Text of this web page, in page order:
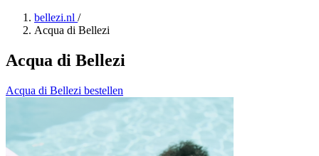
bellezi.nl /
Acqua di Bellezi
Acqua di Bellezi
Acqua di Bellezi bestellen